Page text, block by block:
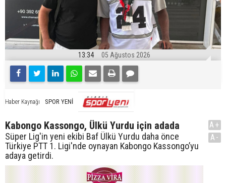
13:34 05 Ağustos 2026
Haber Kaynağı SPOR YENİ
Kabongo Kassongo, Ülkü Yurdu için adada
Süper Lig'in yeni ekibi Baf Ülkü Yurdu daha önce
Türkiye PTT 1. Ligi'nde oynayan Kabongo Kassongo’yu
adaya getirdi.
A+
A-